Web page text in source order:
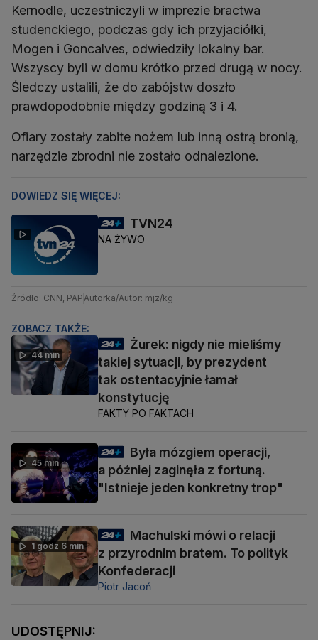
Kernodle, uczestniczyli w imprezie bractwa
studenckiego, podczas gdy ich przyjaciółki,
Mogen i Goncalves, odwiedziły lokalny bar.
Wszyscy byli w domu krótko przed drugą w nocy.
Śledczy ustalili, że do zabójstw doszło
prawdopodobnie między godziną 3 i 4.
Ofiary zostały zabite nożem lub inną ostrą bronią,
narzędzie zbrodni nie zostało odnalezione.
DOWIEDZ SIĘ WIĘCEJ:
TVN24
NA ŻYWO
Źródło: CNN, PAP Autorka/Autor: mjz/kg
ZOBACZ TAKŻE:
44 min
Żurek: nigdy nie mieliśmy
takiej sytuacji, by prezydent
tak ostentacyjnie łamał
konstytucję
FAKTY PO FAKTACH
45 min
Była mózgiem operacji,
a później zaginęła z fortuną.
"Istnieje jeden konkretny trop"
1 godz 6 min
Machulski mówi o relacji
z przyrodnim bratem. To polityk
Konfederacji
Piotr Jacoń
UDOSTĘPNIJ: